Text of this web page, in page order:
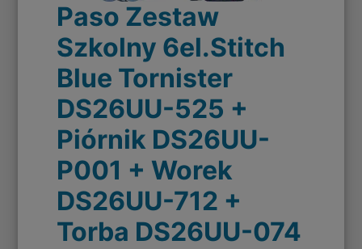
Paso Zestaw
Szkolny 6el.Stitch
Blue Tornister
DS26UU-525 +
Piórnik DS26UU-
P001 + Worek
DS26UU-712 +
Torba DS26UU-074